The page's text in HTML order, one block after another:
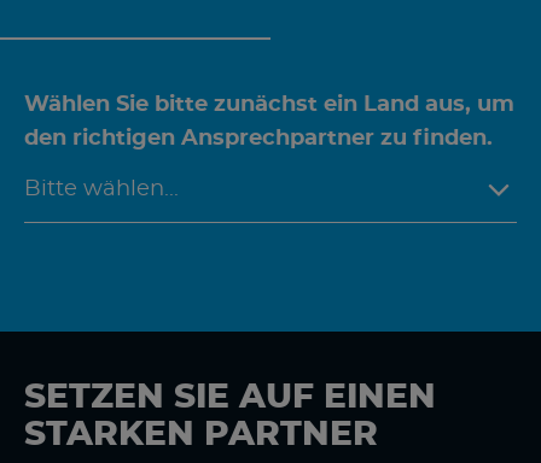
Wählen Sie bitte zunächst ein Land aus, um
den richtigen Ansprechpartner zu finden.
SETZEN SIE AUF EINEN
STARKEN PARTNER